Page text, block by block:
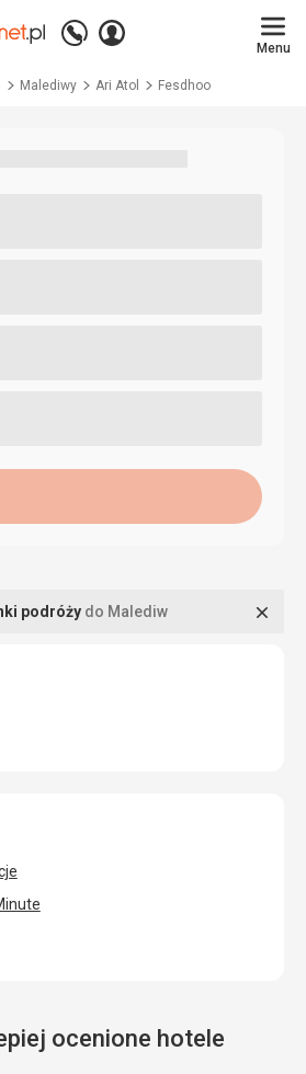
Zadzwoń
+48 71 771 76 55
Zaloguj
Menu
Malediwy Ari Atol Fesdhoo
podróży do Malediw
ocenione hotele